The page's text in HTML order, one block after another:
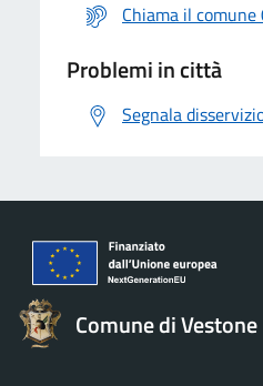
Chiama il
Problemi in città
Segnala
Comune di Vestone